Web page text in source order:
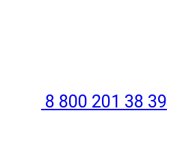
8 800 201 38 39